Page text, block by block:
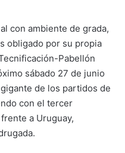
p
ar
tir
con ambiente de grada,
obligado por su propia
Pabellón
sábado 27 de junio
de los partidos de
con el tercer
a Uruguay,